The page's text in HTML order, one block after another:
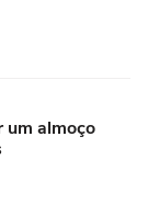
um almoço